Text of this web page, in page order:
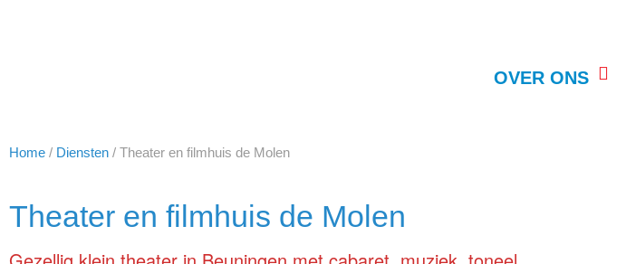
OVER ONS
Home / Diensten / Theater en filmhuis de Molen
Theater en filmhuis de Molen